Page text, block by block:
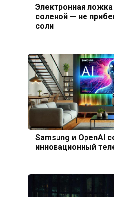
Электронная
соленой — не
соли
Samsung и OpenAI
инновационный